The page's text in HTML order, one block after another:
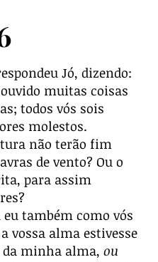
Jó, dizendo:
muitas coisas
todos vós sois
molestos.
não terão fim
de vento? Ou o
para assim
também como vós
a vossa alma estivesse
minha alma, ou